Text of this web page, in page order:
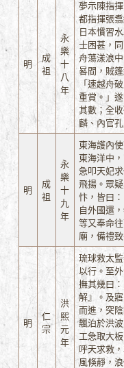
明
成
祖
永
樂
十
八
年
夢示陳指
都指揮張
日本慣習
士困甚，
舟蕩漾浪
晷間，賊
「速越舟
重賞。」
其數；全
麟、內官
明
成
祖
永
樂
十
九
年
東海護內
東海洋中
急叩天妃
飛揚。眾
忭，皆曰
自外國還
等又奉命
廟，備禮致
明
仁
宗
洪
熙
元
年
琉球救太
以行。至
撫其幾曰
解』。及
而進，突
飄泊於洪
工急取大
呼天求救
風倏靜，